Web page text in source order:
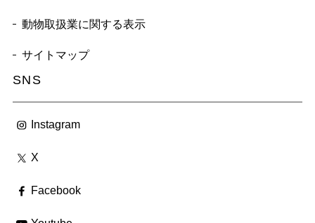
動物取扱業に関する表示
サイトマップ
SNS
Instagram
X
Facebook